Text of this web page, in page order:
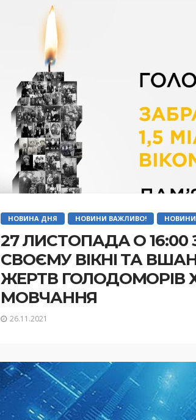
НОВИНА ДНЯ НОВИНИ ВАЖЛИВО! НОВИНИ
27 ЛИСТОПАДА О
СВОЄМУ ВІКНІ ТА
ЖЕРТВ
МОВЧАННЯ
26.11.2021